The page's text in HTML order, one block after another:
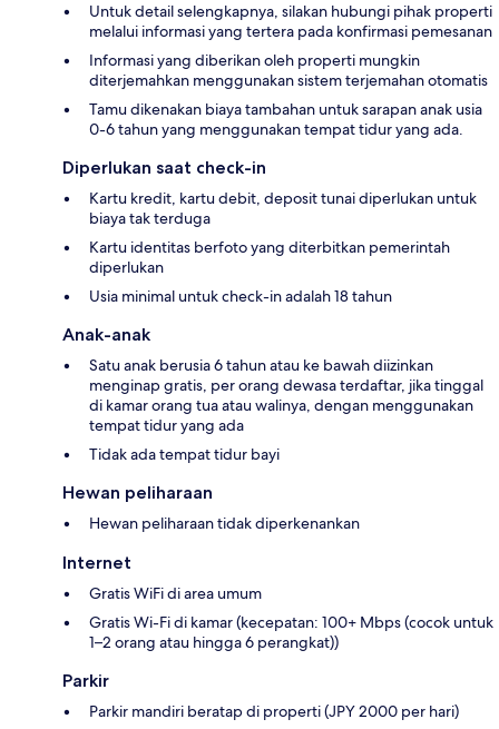
Untuk detail selengkapnya, silakan hubungi pihak properti
melalui informasi yang tertera pada konfirmasi pemesanan
Informasi yang diberikan oleh properti mungkin
diterjemahkan menggunakan sistem terjemahan otomatis
Tamu dikenakan biaya tambahan untuk sarapan anak usia
0-6 tahun yang menggunakan tempat tidur yang ada.
Diperlukan saat check-in
Kartu kredit, kartu debit, deposit tunai diperlukan untuk
biaya tak terduga
Kartu identitas berfoto yang diterbitkan pemerintah
diperlukan
Usia minimal untuk check-in adalah 18 tahun
Anak-anak
Satu anak berusia 6 tahun atau ke bawah diizinkan
menginap gratis, per orang dewasa terdaftar, jika tinggal
di kamar orang tua atau walinya, dengan menggunakan
tempat tidur yang ada
Tidak ada tempat tidur bayi
Hewan peliharaan
Hewan peliharaan tidak diperkenankan
Internet
Gratis WiFi di area umum
Gratis Wi-Fi di kamar (kecepatan: 100+ Mbps (cocok untuk
1–2 orang atau hingga 6 perangkat))
Parkir
Parkir mandiri beratap di properti (JPY 2000 per hari)